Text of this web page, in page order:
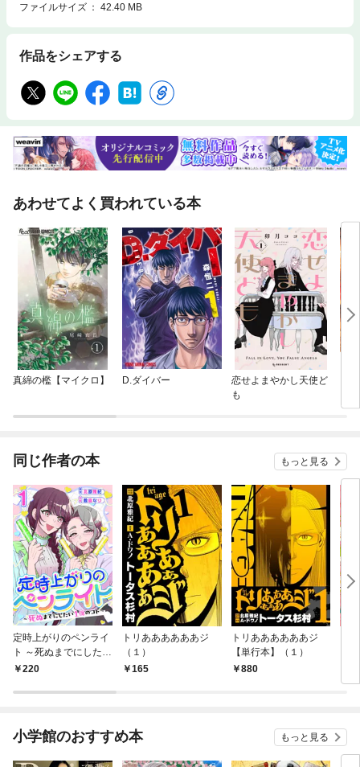
ファイルサイズ
42.40 MB
作品をシェアする
あわせてよく買われている本
真綿の檻【マイクロ】 D.ダイバー
恋せよまやかし天使ど
も
同じ作者の本 もっと見る
定時上がりのペンライ
ト ～死ぬまでにしたい
１億のコト～ 1巻
220
トリああああああジ
（１）
165
トリああああああジ
【単行本】（１）
880
小学館のおすすめ本 もっと見る